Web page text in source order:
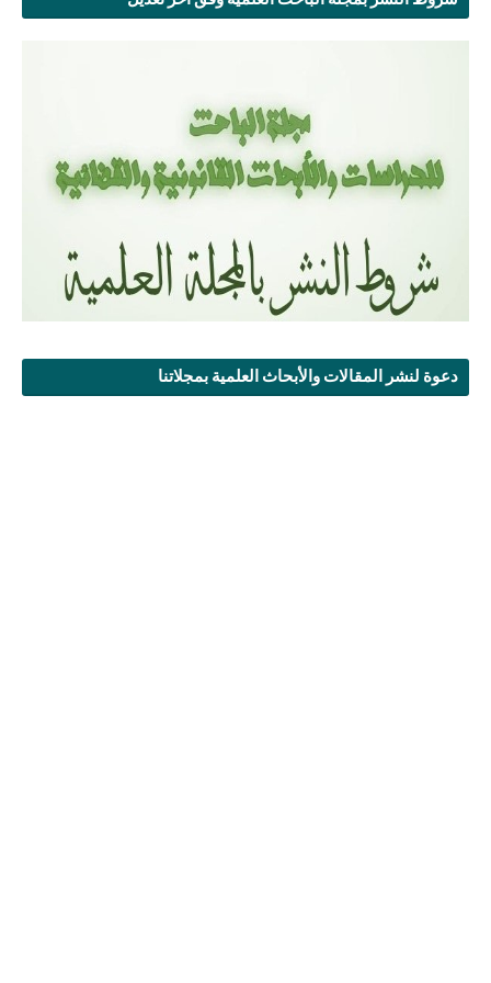
دعوة لنشر المقالات والأبحاث العلمية بمجلاتنا